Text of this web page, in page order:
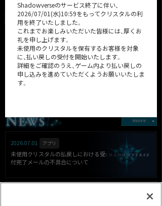
Shadowverseのサービス終了に伴い、
2026/07/01(水)10:59をもってクリスタルの利
用を終了いたしました。
これまでお楽しみいただいた皆様には、厚くお
礼を申し上げます。
未使用のクリスタルを保有するお客様を対象
に、払い戻しの受付を開始いたします。
詳細をご確認のうえ、ゲーム内より払い戻しの
申し込みを進めていただくようお願いいたしま
す。
32弾カードパック「Heroes of
Shadowverse / ヒーローズ・
第31弾カードパック
2026.07.01 アプリ
未使用クリスタルの払戻しにおける受
付完了メールの不具合について